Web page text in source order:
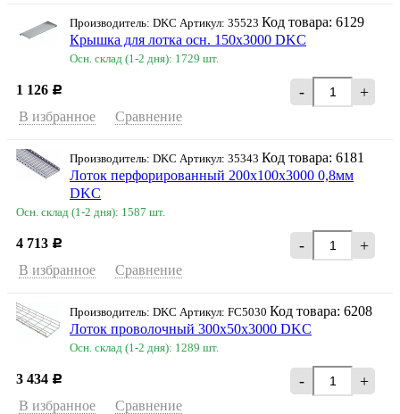
Производитель: DKC Артикул: 35523 Код товара: 6129
Крышка для лотка осн. 150х3000 DKC
Осн. склад (1-2 дня): 1729 шт.
1 126 Р - +
В избранное Сравнение
Производитель: DKC Артикул: 35343 Код товара: 6181
Лоток перфорированный 200х100х3000 0,8мм
DKC
Осн. склад (1-2 дня): 1587 шт.
4 713 Р - +
В избранное Сравнение
Производитель: DKC Артикул: FC5030 Код товара: 6208
Лоток проволочный 300х50х3000 DKC
Осн. склад (1-2 дня): 1289 шт.
3 434 Р - +
В избранное Сравнение